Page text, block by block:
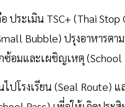
ประเมิน TSC+ (Thai
Bubble) ปรุงอาหารต
ซ้อมและเผชิญเหตุ
ไปโรงเรียน (Seal Route)